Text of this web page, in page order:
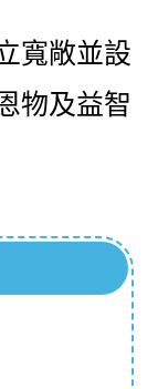
寬敞並設
物及益智